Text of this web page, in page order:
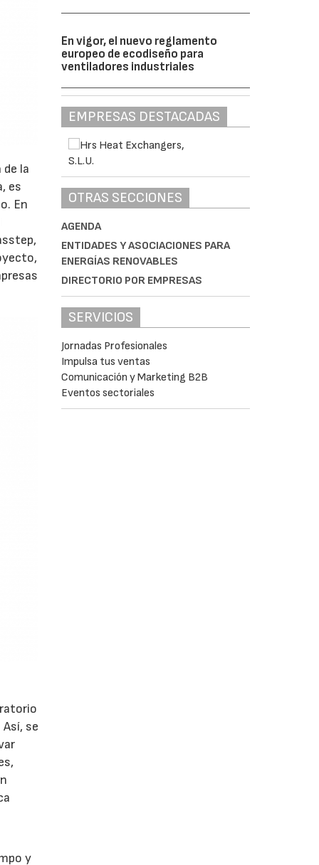
la
es
En
se
y
En vigor, el nuevo reglamento
europeo de ecodiseño para
ventiladores industriales
EMPRESAS DESTACADAS
OTRAS SECCIONES
AGENDA
ENTIDADES Y ASOCIACIONES PARA
ENERGÍAS RENOVABLES
DIRECTORIO POR EMPRESAS
SERVICIOS
Jornadas Profesionales
Impulsa tus ventas
Comunicación y Marketing B2B
Eventos sectoriales